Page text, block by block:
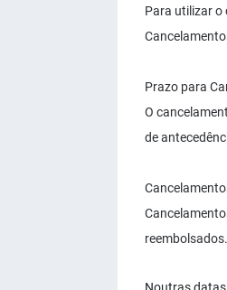
Para utilizar o
Prazo para
O
de
reembolsados.